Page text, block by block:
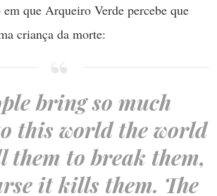
que Arqueiro Verde percebe que
criança da morte:
bring so much
this world the world
them to break them,
it kills them. The